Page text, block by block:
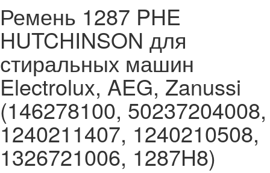
Ремень 1287 PHE
HUTCHINSON для
стиральных машин
Electrolux, AEG, Zanussi
(146278100, 50237204008,
1240211407, 1240210508,
1326721006, 1287H8)